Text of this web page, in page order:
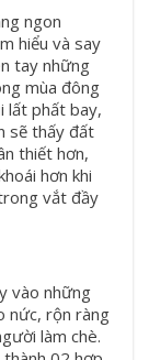
ngon
hiểu và say
tay những
mùa đông
lất phất bay,
sẽ thấy đất
thiết hơn,
hơn khi
vắt đầy
vào những
nức, rộn ràng
làm chè.